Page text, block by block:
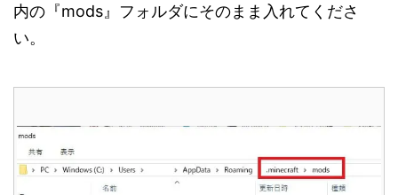
内の『mods』フォルダにそのまま入れてくださ
い。